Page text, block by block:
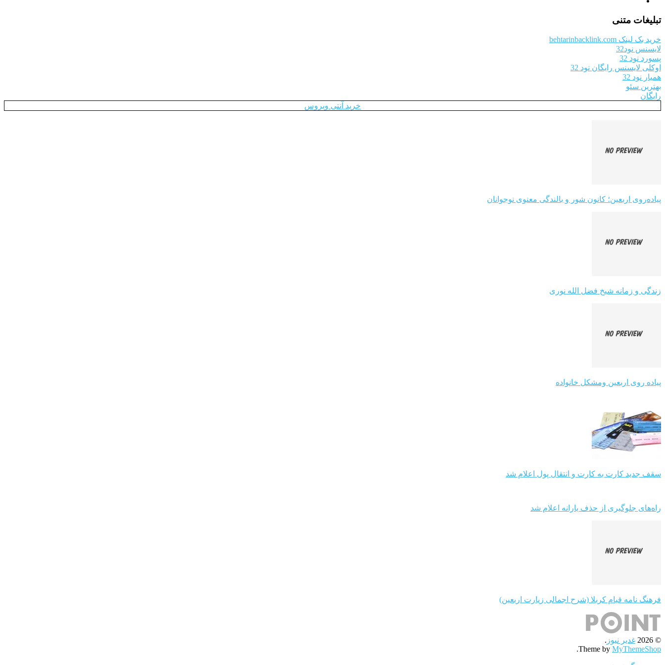
تبلیغات متنی
خرید بک لینک behtarinbacklink.com
لایسنس نود32
پسورد نود 32
اوکلی لایسنس رایگان نود 32
همیار نود 32
بهترین سئو
رایگان
خرید آنتی ویروس
پیاده‌روی اربعین؛ کانون شور و بالندگی معنوی نوجوانان
زندگی و زمانه شیخ فضل الله نوری
پیاده روی اربعین ومشکل خانواده
سقف جدید کارت به کارت و انتقال پول اعلام شد
راه‌های جلوگیری از حذف یارانه اعلام شد
فرهنگ نامه قیام کربلا (شرح اجمالی زیارت اربعین)
© 2026 غدیر نیوز .
Theme by MyThemeShop
.